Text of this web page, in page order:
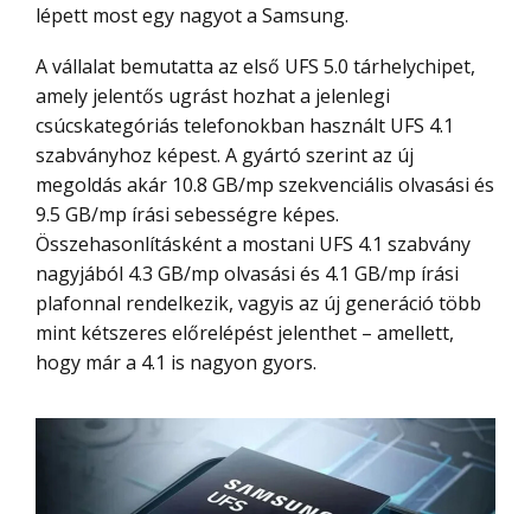
lépett most egy nagyot a Samsung.
A vállalat bemutatta az első UFS 5.0 tárhelychipet,
amely jelentős ugrást hozhat a jelenlegi
csúcskategóriás telefonokban használt UFS 4.1
szabványhoz képest. A gyártó szerint az új
megoldás akár 10.8 GB/mp szekvenciális olvasási és
9.5 GB/mp írási sebességre képes.
Összehasonlításként a mostani UFS 4.1 szabvány
nagyjából 4.3 GB/mp olvasási és 4.1 GB/mp írási
plafonnal rendelkezik, vagyis az új generáció több
mint kétszeres előrelépést jelenthet – amellett,
hogy már a 4.1 is nagyon gyors.